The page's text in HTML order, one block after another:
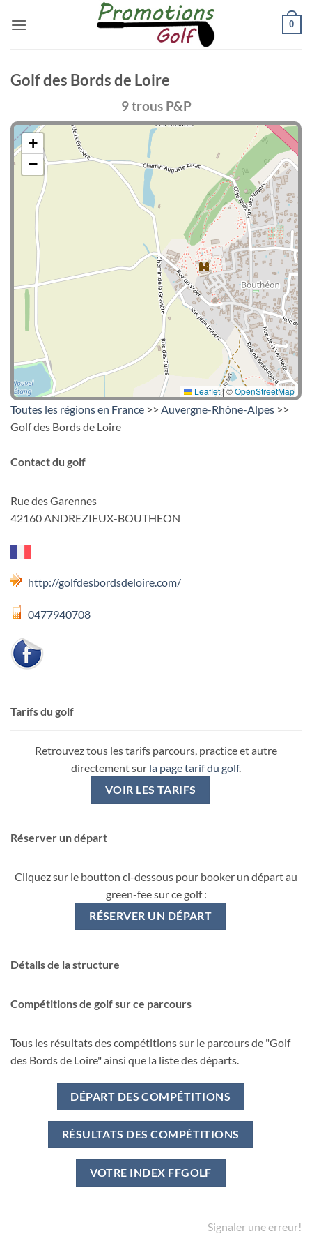
0
Golf des Bords de Loire
9 trous P&P
+
−
Leaflet|©OpenStreetMap
Toutes les régions en France >> Auvergne-Rhône-Alpes >>
Golf des Bords de Loire
Contact du golf
Rue des Garennes
42160 ANDREZIEUX-BOUTHEON
http://golfdesbordsdeloire.com/
0477940708
Tarifs du golf
Retrouvez tous les tarifs parcours, practice et autre
directement sur la page tarif du golf.
VOIR LES TARIFS
Réserver un départ
Cliquez sur le boutton ci-dessous pour booker un départ au
green-fee sur ce golf :
RÉSERVER UN DÉPART
Détails de la structure
Compétitions de golf sur ce parcours
Tous les résultats des compétitions sur le parcours de "Golf
des Bords de Loire" ainsi que la liste des départs.
DÉPART DES COMPÉTITIONS
RÉSULTATS DES COMPÉTITIONS
VOTRE INDEX FFGOLF
Signaler une erreur!